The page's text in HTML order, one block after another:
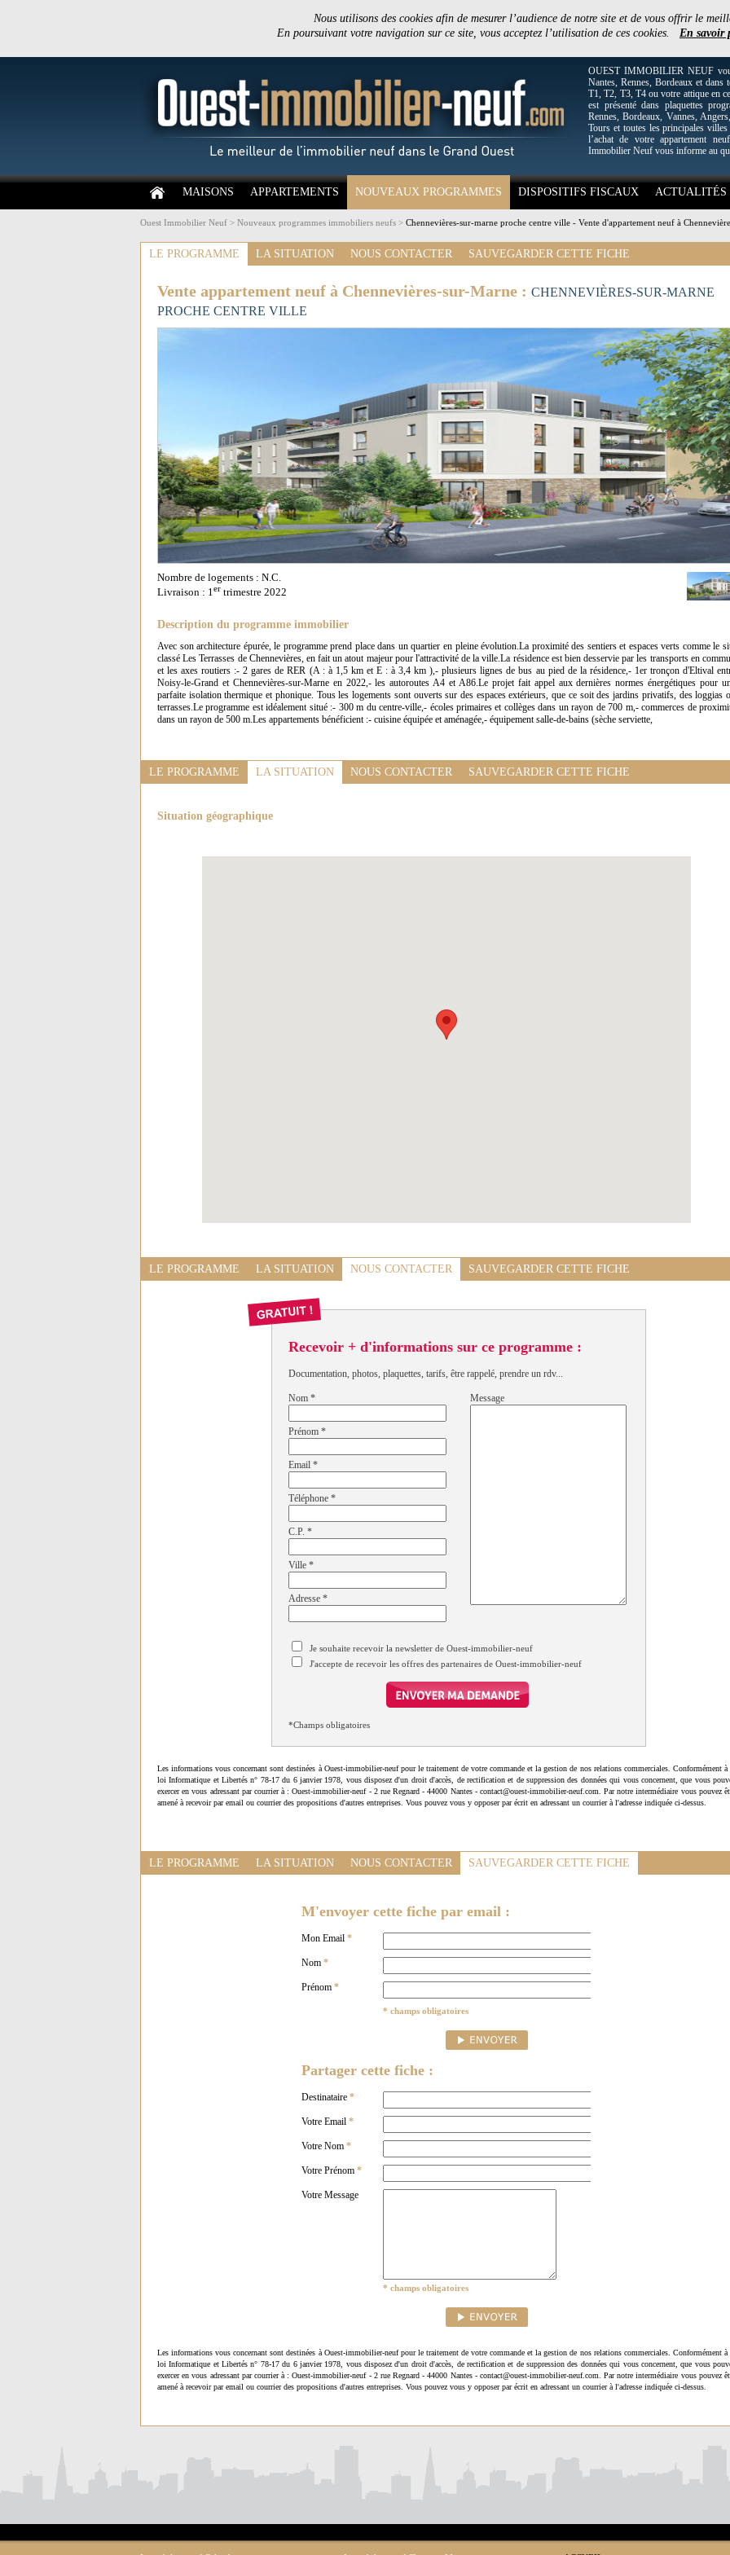
Nous utilisons des cookies afin de mesurer l’audience de notre site et de vous offrir le
En poursuivant votre navigation sur ce site, vous acceptez l’utilisation de ces cookies. En savoir
OUEST IMMOBILIER NEUF
Nantes, Rennes, Bordeaux et
T1, T2, T3, T4 ou votre attique en
est présenté dans plaquettes
Rennes, Bordeaux, Vannes,
Tours et toutes les principales
l’achat de votre appartement
Immobilier Neuf vous informe au
MAISONS APPARTEMENTS NOUVEAUX PROGRAMMES DISPOSITIFS FISCAUX ACTUALITÉS
Ouest Immobilier Neuf > Nouveaux programmes immobiliers neufs > Chennevières-sur-marne proche centre ville - Vente d'appartement neuf à
LE PROGRAMME LA SITUATION NOUS CONTACTER SAUVEGARDER CETTE FICHE
Vente appartement neuf à Chennevières-sur-Marne : CHENNEVIÈRES-SUR-MARNE
PROCHE CENTRE VILLE
Nombre de logements : N.C.
Livraison : 1er trimestre 2022
Description du programme immobilier
Avec son architecture épurée, le programme prend place dans un quartier en pleine évolution.La proximité des sentiers et espaces verts comme le
classé Les Terrasses de Chennevières, en fait un atout majeur pour l'attractivité de la ville.La résidence est bien desservie par les transports en
et les axes routiers :- 2 gares de RER (A : à 1,5 km et E : à 3,4 km ),- plusieurs lignes de bus au pied de la résidence,- 1er tronçon d'Eltival
Noisy-le-Grand et Chennevières-sur-Marne en 2022,- les autoroutes A4 et A86.Le projet fait appel aux dernières normes énergétiques pour
parfaite isolation thermique et phonique. Tous les logements sont ouverts sur des espaces extérieurs, que ce soit des jardins privatifs, des loggias
terrasses.Le programme est idéalement situé :- 300 m du centre-ville,- écoles primaires et collèges dans un rayon de 700 m,- commerces de
dans un rayon de 500 m.Les appartements bénéficient :- cuisine équipée et aménagée,- équipement salle-de-bains (sèche serviette,
LE PROGRAMME LA SITUATION NOUS CONTACTER SAUVEGARDER CETTE FICHE
Situation géographique
LE PROGRAMME LA SITUATION NOUS CONTACTER SAUVEGARDER CETTE FICHE
Recevoir + d'informations sur ce programme :
Documentation, photos, plaquettes, tarifs, être rappelé, prendre un rdv...
Nom *
Prénom *
Email *
Téléphone *
C.P. *
Ville *
Adresse *
Message
Je souhaite recevoir la newsletter de Ouest-immobilier-neuf
J'accepte de recevoir les offres des partenaires de Ouest-immobilier-neuf
*Champs obligatoires
Les informations vous concernant sont destinées à Ouest-immobilier-neuf pour le traitement de votre commande et la gestion de nos relations commerciales. Conformément à
loi Informatique et Libertés n° 78-17 du 6 janvier 1978, vous disposez d'un droit d'accès, de rectification et de suppression des données qui vous concernent, que vous
exercer en vous adressant par courrier à : Ouest-immobilier-neuf - 2 rue Regnard - 44000 Nantes - contact@ouest-immobilier-neuf.com. Par notre intermédiaire vous pouvez
amené à recevoir par email ou courrier des propositions d'autres entreprises. Vous pouvez vous y opposer par écrit en adressant un courrier à l'adresse indiquée ci-dessus.
LE PROGRAMME LA SITUATION NOUS CONTACTER SAUVEGARDER CETTE FICHE
M'envoyer cette fiche par email :
Mon Email *
Nom *
Prénom *
* champs obligatoires
Partager cette fiche :
Destinataire *
Votre Email *
Votre Nom *
Votre Prénom *
Votre Message
* champs obligatoires
Les informations vous concernant sont destinées à Ouest-immobilier-neuf pour le traitement de votre commande et la gestion de nos relations commerciales. Conformément à
loi Informatique et Libertés n° 78-17 du 6 janvier 1978, vous disposez d'un droit d'accès, de rectification et de suppression des données qui vous concernent, que vous
exercer en vous adressant par courrier à : Ouest-immobilier-neuf - 2 rue Regnard - 44000 Nantes - contact@ouest-immobilier-neuf.com. Par notre intermédiaire vous pouvez
amené à recevoir par email ou courrier des propositions d'autres entreprises. Vous pouvez vous y opposer par écrit en adressant un courrier à l'adresse indiquée ci-dessus.